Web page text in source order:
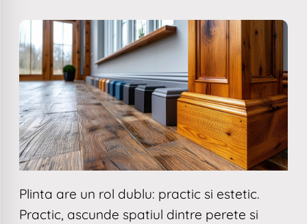
Plinta are un rol dublu: practic si estetic.
Practic, ascunde spatiul dintre perete si